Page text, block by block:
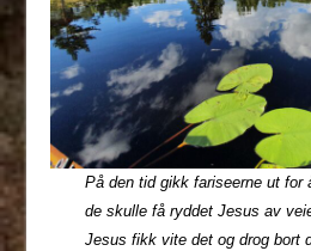
På den tid gikk fariseerne ut for
de skulle få ryddet Jesus av
Jesus fikk vite det og drog bort